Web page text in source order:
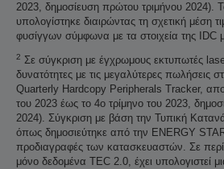
2023, δημοσίευση πρώτου τριμήνου 2024).
υπολογίστηκε διαιρώντας τη σχετική μέση
φυσίγγων σύμφωνα με τα στοιχεία της IDC
2 Σε σύγκριση με έγχρωμους εκτυπωτές
δυνατότητες με τις μεγαλύτερες πωλήσεις
Quarterly Hardcopy Peripherals Tracker,
του 2023 έως το 4ο τρίμηνο του 2023,
2024). Σύγκριση με βάση την Τυπική
όπως δημοσιεύτηκε από την ENERGY STAR
προδιαγραφές των κατασκευαστών. Σε
μόνο δεδομένα TEC 2.0, έχει υπολογιστεί